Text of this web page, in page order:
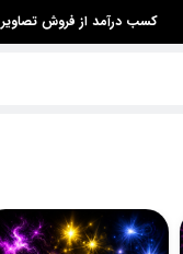
کسب درآمد از فروش تصاویر